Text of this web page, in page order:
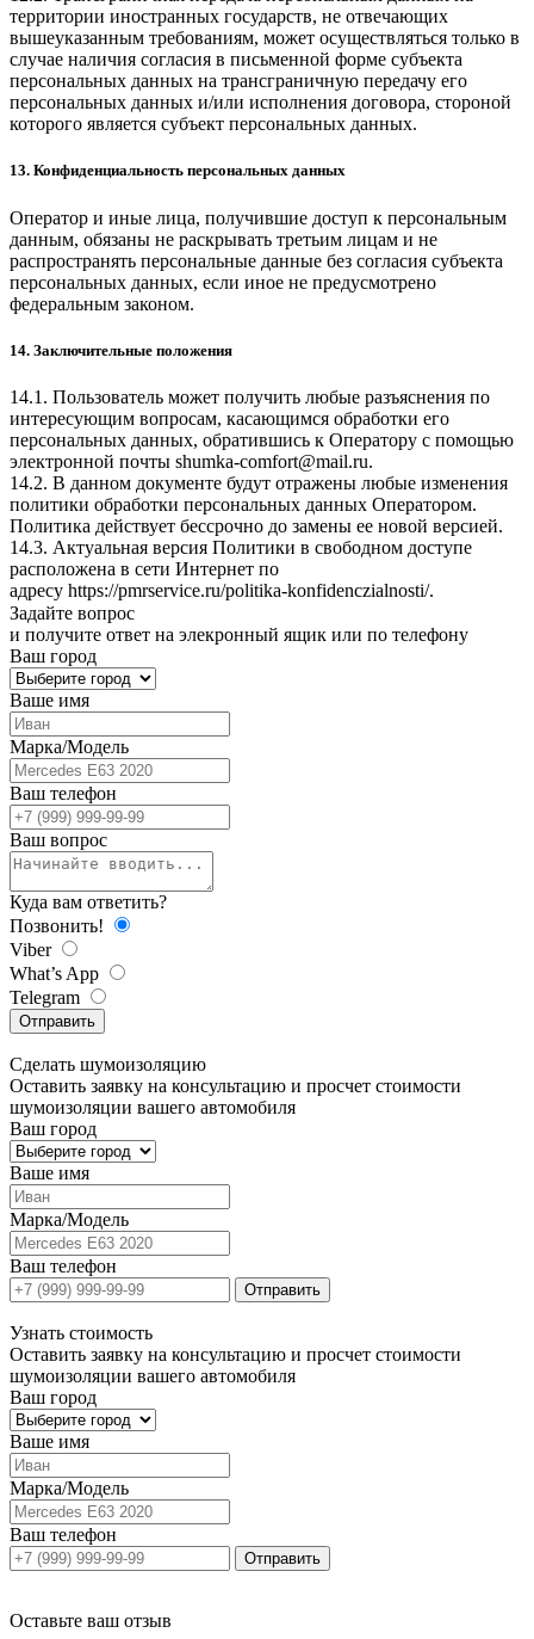
территории иностранных государств, не отвечающих
вышеуказанным требованиям, может осуществляться только в
случае наличия согласия в письменной форме субъекта
персональных данных на трансграничную передачу его
персональных данных и/или исполнения договора, стороной
которого является субъект персональных данных.
13. Конфиденциальность персональных данных
Оператор и иные лица, получившие доступ к персональным
данным, обязаны не раскрывать третьим лицам и не
распространять персональные данные без согласия субъекта
персональных данных, если иное не предусмотрено
федеральным законом.
14. Заключительные положения
14.1. Пользователь может получить любые разъяснения по
интересующим вопросам, касающимся обработки его
персональных данных, обратившись к Оператору с помощью
электронной почты shumka-comfort@mail.ru.
14.2. В данном документе будут отражены любые изменения
политики обработки персональных данных Оператором.
Политика действует бессрочно до замены ее новой версией.
14.3. Актуальная версия Политики в свободном доступе
расположена в сети Интернет по
адресу https://pmrservice.ru/politika-konfidenczialnosti/.
Задайте вопрос
и получите ответ на элекронный ящик или по телефону
Ваш город
Ваше имя
Марка/Модель
Ваш телефон
Ваш вопрос
Куда вам ответить?
Позвонить!
Viber
What’s App
Telegram
Отправить
Сделать шумоизоляцию
Оставить заявку на консультацию и просчет стоимости
шумоизоляции вашего автомобиля
Ваш город
Ваше имя
Марка/Модель
Ваш телефон
Отправить
Узнать стоимость
Оставить заявку на консультацию и просчет стоимости
шумоизоляции вашего автомобиля
Ваш город
Ваше имя
Марка/Модель
Ваш телефон
Отправить
Оставьте ваш отзыв